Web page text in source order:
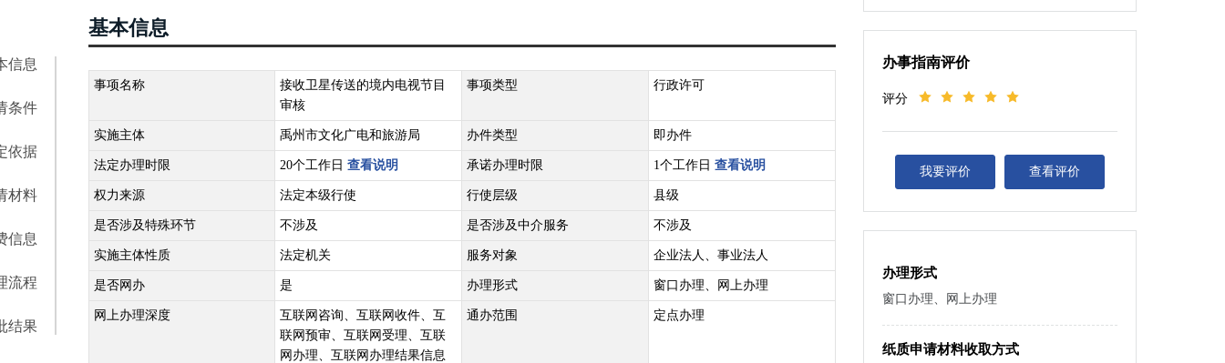
信息
条件
依据
材料
信息
流程
结果
基本信息
事项名称
接收卫星传送的境内电视节目
审核
事项类型 行政许可
实施主体 禹州市文化广电和旅游局 办件类型 即办件
法定办理时限 20个工作日 查看说明 承诺办理时限 1个工作日 查看说明
权力来源 法定本级行使 行使层级 县级
是否涉及特殊环节 不涉及 是否涉及中介服务 不涉及
实施主体性质 法定机关 服务对象 企业法人、事业法人
是否网办 是 办理形式 窗口办理、网上办理
网上办理深度
互联网咨询、互联网收件、互
联网预审、互联网受理、互联
网办理、互联网办理结果信息
通办范围 定点办理
办事指南评价
评分
我要评价 查看评价
办理形式
窗口办理、网上办理
纸质申请材料收取方式